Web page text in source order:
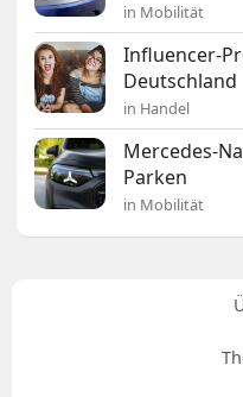
in Mobilität
Influencer-
Deutschland
in Handel
Mercedes-
Parken
in Mobilität